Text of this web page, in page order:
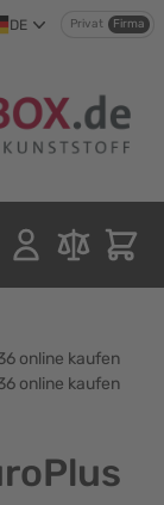
DE Privat Firma
online kaufen
online kaufen